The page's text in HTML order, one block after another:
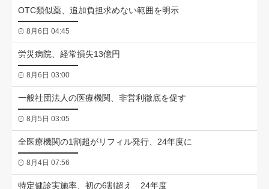
OTC類似薬、追加負担求めない範囲を明示
8月6日 04:45
労災病院、経常損失13億円
8月6日 03:00
一般社団法人の医療機関、非営利徹底を促す
8月5日 03:05
全医療機関の1割超がリフィル発行、24年度に
8月4日 07:56
特定健診実施率、初の6割超え 24年度